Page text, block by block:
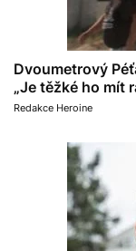
Dvoumetrový
„Je těžké ho mít
Redakce Heroine